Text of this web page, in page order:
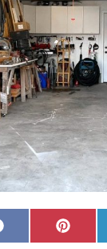
Share
Facebook Share
Pinterest